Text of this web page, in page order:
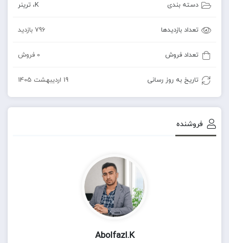
دسته بندی K، ترینر
تعداد بازدیدها 796 بازدید
تعداد فروش 0 فروش
تاریخ به روز رسانی 19 اردیبهشت 1405
فروشنده
Abolfazl.k